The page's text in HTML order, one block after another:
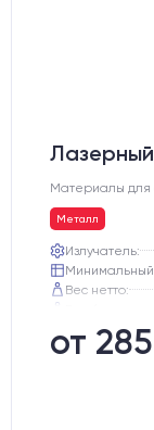
Материалы для
Металл
Излучатель:
Вес нетто:
от